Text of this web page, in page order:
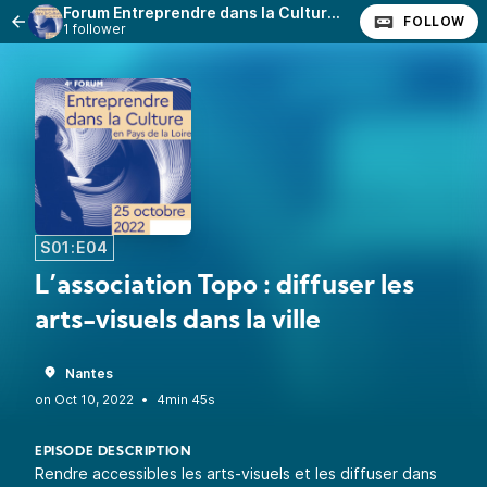
Forum Entreprendre dans la Culture en Pays de la Loire – Paroles d’entrepreneurs
1 follower FOLLOW
S01:E04
L’association Topo : diffuser les
arts-visuels dans la ville
Nantes
•
4min 45s
EPISODE DESCRIPTION
Rendre accessibles les arts-visuels et les diffuser dans